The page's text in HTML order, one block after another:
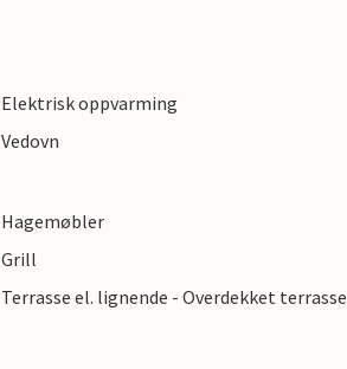
Elektrisk oppvarming
Vedovn
Hagemøbler
Grill
Terrasse el. lignende - Overdekket terrasse